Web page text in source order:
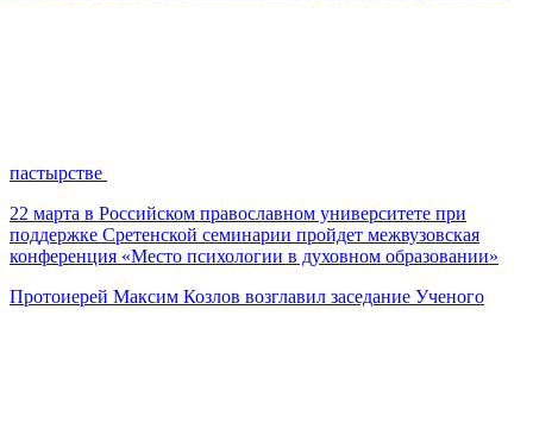
пастырстве
22 марта в Российском православном университете при
поддержке Сретенской семинарии пройдет межвузовская
конференция «Место психологии в духовном образовании»
Протоиерей Максим Козлов возглавил заседание Ученого